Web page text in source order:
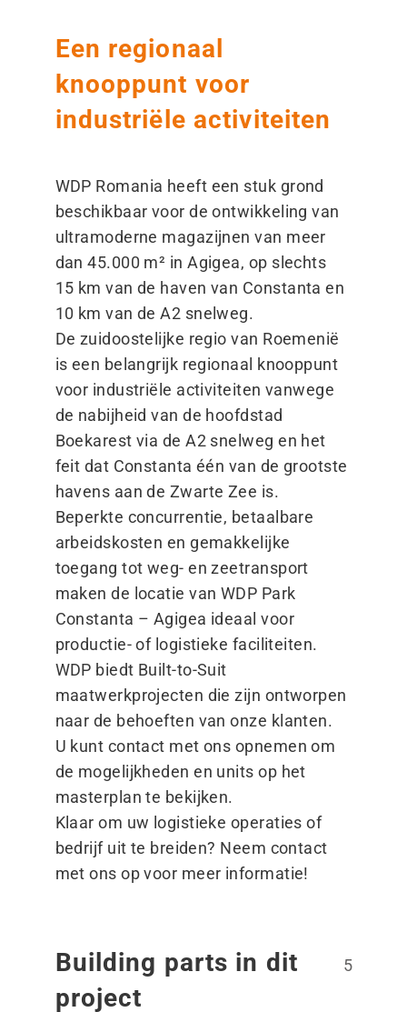
Een regionaal
knooppunt voor
industriële activiteiten
WDP Romania heeft een stuk grond
beschikbaar voor de ontwikkeling van
ultramoderne magazijnen van meer
dan 45.000 m² in Agigea, op slechts
15 km van de haven van Constanta en
10 km van de A2 snelweg.
De zuidoostelijke regio van Roemenië
is een belangrijk regionaal knooppunt
voor industriële activiteiten vanwege
de nabijheid van de hoofdstad
Boekarest via de A2 snelweg en het
feit dat Constanta één van de grootste
havens aan de Zwarte Zee is.
Beperkte concurrentie, betaalbare
arbeidskosten en gemakkelijke
toegang tot weg- en zeetransport
maken de locatie van WDP Park
Constanta – Agigea ideaal voor
productie- of logistieke faciliteiten.
WDP biedt Built-to-Suit
maatwerkprojecten die zijn ontworpen
naar de behoeften van onze klanten.
U kunt contact met ons opnemen om
de mogelijkheden en units op het
masterplan te bekijken.
Klaar om uw logistieke operaties of
bedrijf uit te breiden? Neem contact
met ons op voor meer informatie!
Building parts in dit
project
5